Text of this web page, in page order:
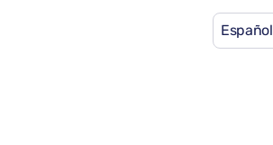
Español